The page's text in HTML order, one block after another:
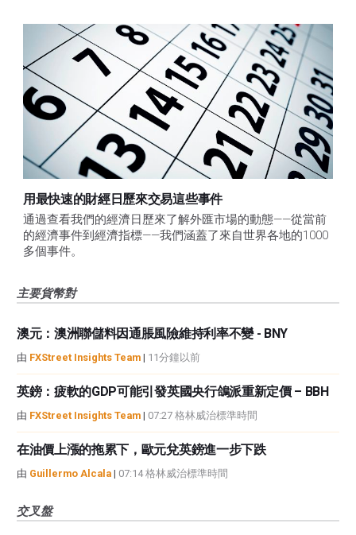
用最快速的財經日歷來交易這些事件
通過查看我們的經濟日歷來了解外匯市場的動態——從當前
的經濟事件到經濟指標——我們涵蓋了來自世界各地的1000
多個事件。
主要貨幣對
澳元：澳洲聯儲料因通脹風險維持利率不變 - BNY
由 FXStreet Insights Team | 11分鐘以前
英鎊：疲軟的GDP可能引發英國央行鴿派重新定價 – BBH
由 FXStreet Insights Team | 07:27 格林威治標準時間
在油價上漲的拖累下，歐元兌英鎊進一步下跌
由 Guillermo Alcala | 07:14 格林威治標準時間
交叉盤